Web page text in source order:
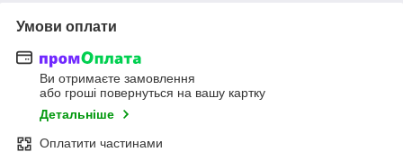
Умови оплати
Ви отримаєте замовлення
або гроші повернуться на вашу картку
Детальніше
Оплатити частинами